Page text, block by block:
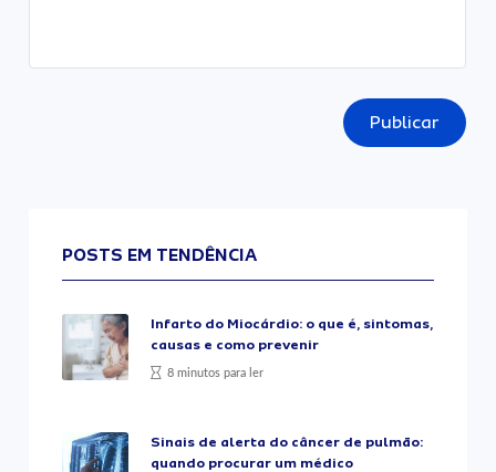
Publicar
POSTS EM TENDÊNCIA
Infarto do Miocárdio: o que é, sintomas,
causas e como prevenir
8 minutos para ler
Sinais de alerta do câncer de pulmão:
quando procurar um médico